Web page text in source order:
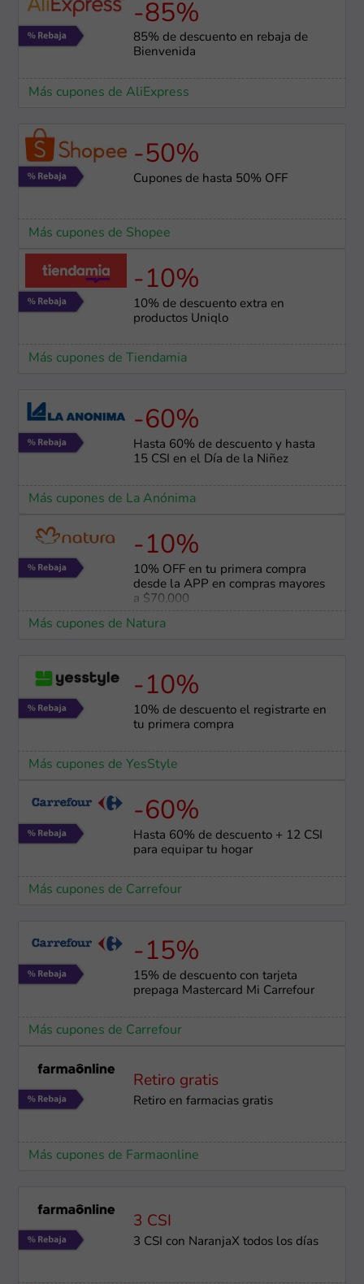
-85%
85% de descuento en rebaja de
Bienvenida
Más cupones de AliExpress
-50%
Cupones de hasta 50% OFF
Más cupones de Shopee
-10%
10% de descuento extra en
productos Uniqlo
Más cupones de Tiendamia
-60%
Hasta 60% de descuento y hasta
15 CSI en el Día de la Niñez
Más cupones de La Anónima
-10%
10% OFF en tu primera compra
desde la APP en compras mayores
a $70,000
Más cupones de Natura
-10%
10% de descuento el registrarte en
tu primera compra
Más cupones de YesStyle
-60%
Hasta 60% de descuento + 12 CSI
para equipar tu hogar
Más cupones de Carrefour
-15%
15% de descuento con tarjeta
prepaga Mastercard Mi Carrefour
Más cupones de Carrefour
Retiro gratis
Retiro en farmacias gratis
Más cupones de Farmaonline
3 CSI
3 CSI con NaranjaX todos los días